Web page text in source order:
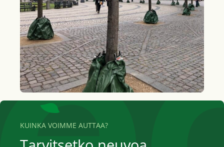
KUINKA VOIMME AUTTAA?